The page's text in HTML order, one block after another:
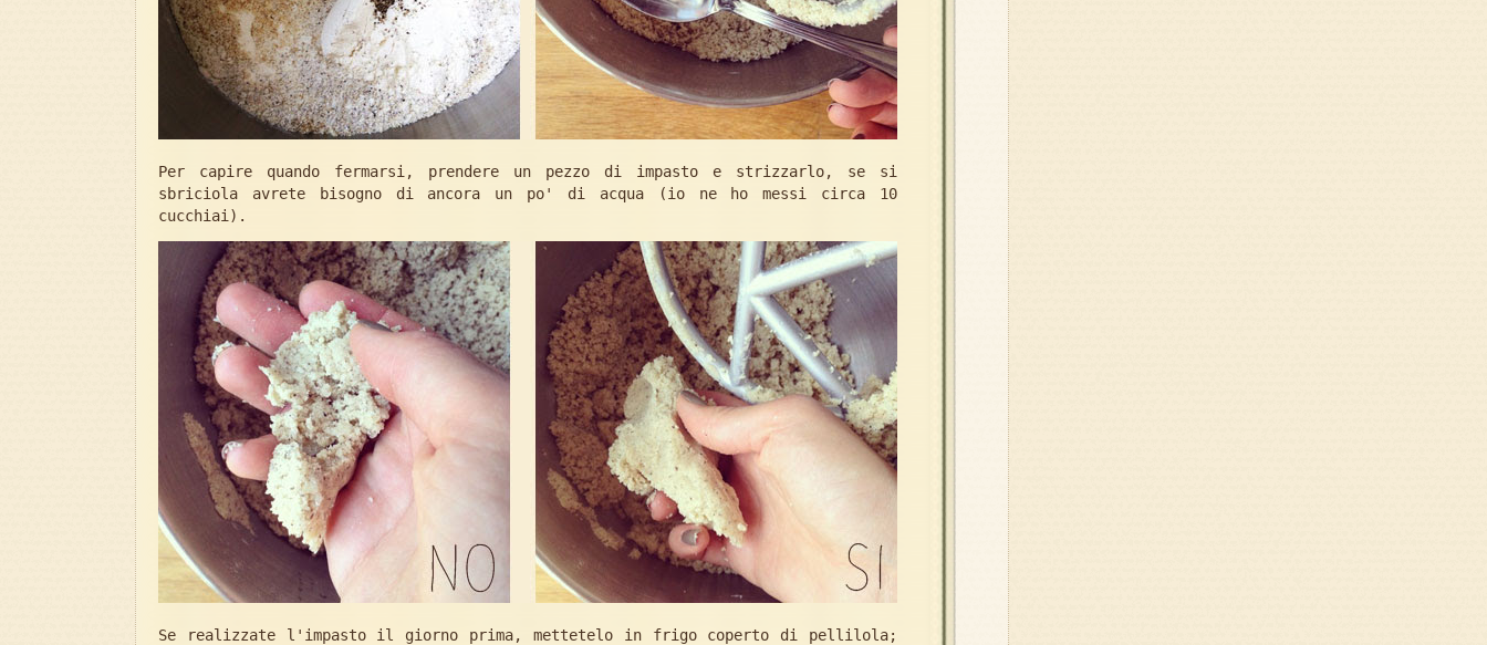
Per capire quando fermarsi, prendere un pezzo di impasto e strizzarlo, se si
sbriciola avrete bisogno di ancora un po' di acqua (io ne ho messi circa 10
cucchiai).
Se realizzate l'impasto il giorno prima, mettetelo in frigo coperto di pellilola;